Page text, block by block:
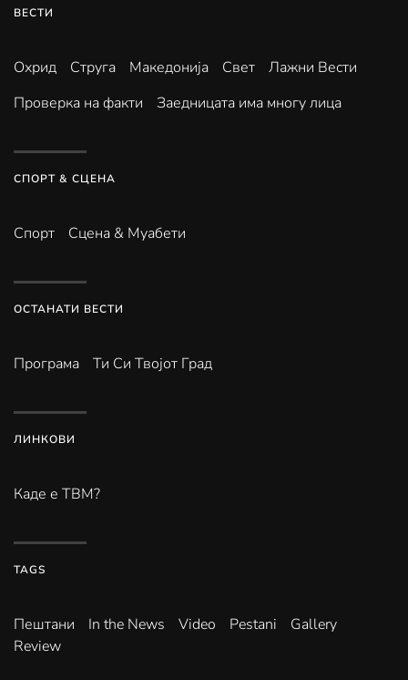
ВЕСТИ
Охрид Струга Македонија Свет
Лажни Вести
Проверка на факти
Заедницата има многу лица
СПОРТ & СЦЕНА
Спорт Сцена & Муабети
ОСТАНАТИ ВЕСТИ
Програма Ти Си Твојот Град
ЛИНКОВИ
Каде е ТВМ?
TAGS
Пештани In the News Video Pestani
Gallery
Review